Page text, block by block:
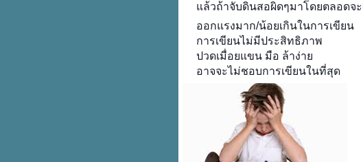
ล้วถ้าจับดินสอผิดๆมาโดยตลอดจะ
ออกแรงมาก/น้อยเกินในการเขียน
การเขียนไม่มีประสิทธิภาพ
ปวดเมื่อยแขน มือ ล้าง่า
อาจจะไม่ชอบการเขียนในที่สุด